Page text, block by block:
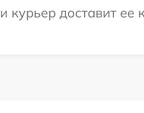
курьер доставит ее